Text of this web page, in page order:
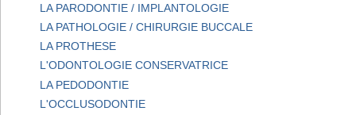
LA PARODONTIE / IMPLANTOLOGIE
LA PATHOLOGIE / CHIRURGIE BUCCALE
LA PROTHESE
L'ODONTOLOGIE CONSERVATRICE
LA PEDODONTIE
L'OCCLUSODONTIE